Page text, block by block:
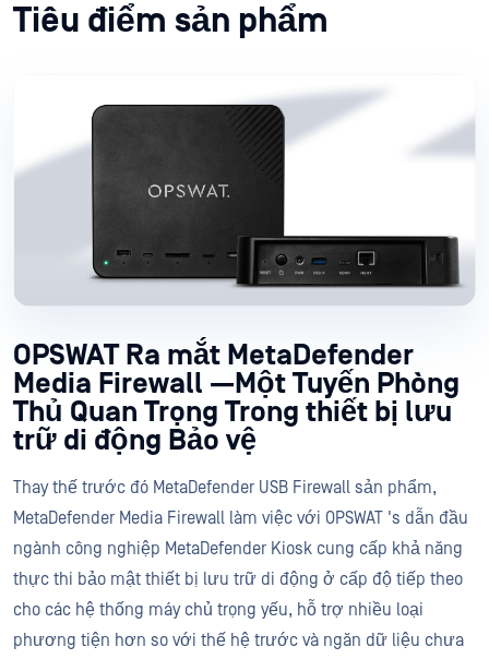
Tiêu điểm sản phẩm
OPSWAT Ra mắt MetaDefender
Media Firewall —Một Tuyến Phòng
Thủ Quan Trọng Trong thiết bị lưu
trữ di động Bảo vệ
Thay thế trước đó MetaDefender USB Firewall sản phẩm,
MetaDefender Media Firewall làm việc với OPSWAT 's dẫn đầu
ngành công nghiệp MetaDefender Kiosk cung cấp khả năng
thực thi bảo mật thiết bị lưu trữ di động ở cấp độ tiếp theo
cho các hệ thống máy chủ trọng yếu, hỗ trợ nhiều loại
phương tiện hơn so với thế hệ trước và ngăn dữ liệu chưa